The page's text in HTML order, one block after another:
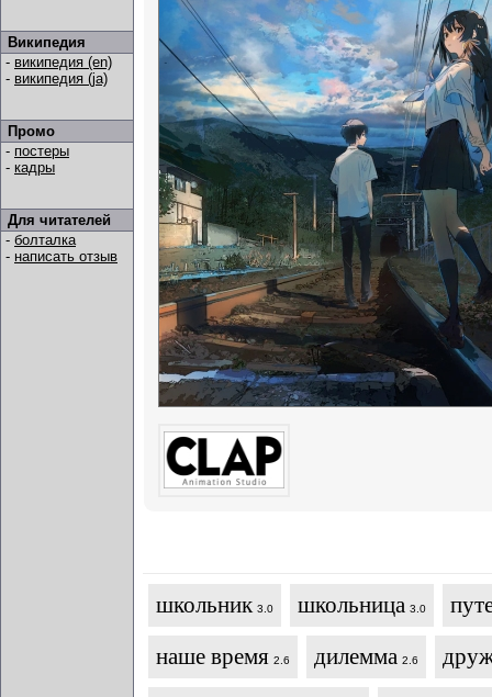
Википедия
- википедия (en)
- википедия (ja)
Промо
- постеры
- кадры
Для читателей
- болталка
- написать отзыв
школьник 3.0 школьница 3.0
наше время 2.6 дилемма 2.6